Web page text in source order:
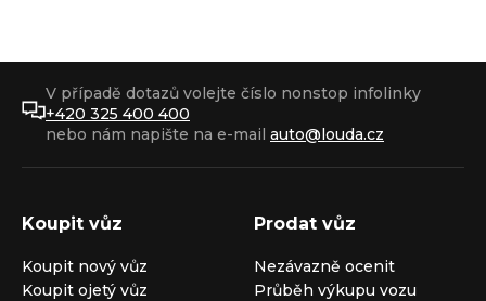
V případě dotazů volejte číslo nonstop infolinky
+420 325 400 400
nebo nám napište na e-mail auto@louda.cz
Koupit vůz
Koupit nový vůz
Koupit ojetý vůz
Prodat vůz
Nezávazně ocenit
Průběh výkupu vozu